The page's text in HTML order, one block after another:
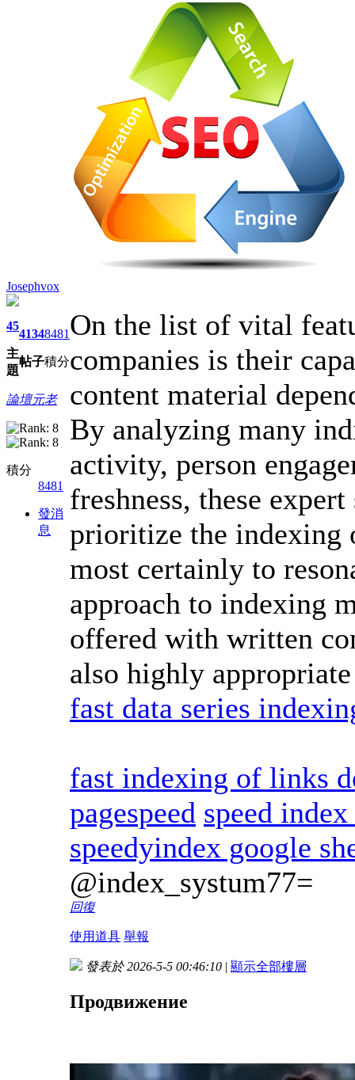
Josephvox
45
主
題
4134
帖子
8481
積分
論壇元老
積分
8481
發消
息
On the list of vital
companies is their
content material
By analyzing many
activity, person
freshness, these
prioritize the
most certainly to
approach to indexing
offered with written
also highly
fast data series
fast indexing of links
pagespeed speed
speedyindex google
@index_systum77=
回復
使用道具 舉報
發表於 2026-5-5 00:46:10 | 顯示全部樓層
Продвижение